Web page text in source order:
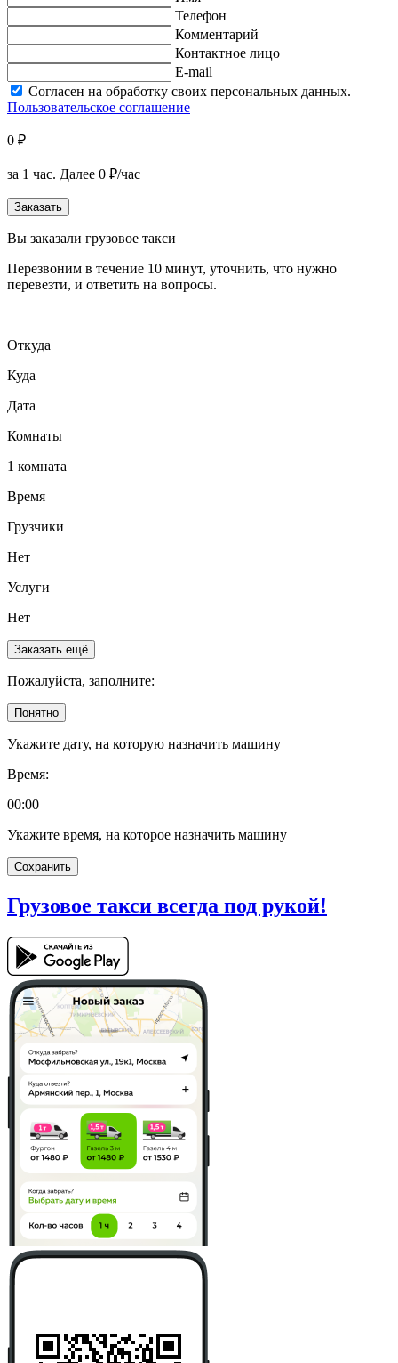
Телефон
Комментарий
Контактное лицо
E-mail
Согласен на обработку своих персональных данных.
Пользовательское соглашение
0 ₽
за 1 час. Далее 0 ₽/час
Заказать
Вы заказали грузовое такси
Перезвоним в течение 10 минут, уточнить, что нужно
перевезти, и ответить на вопросы.
Откуда
Куда
Дата
Комнаты
1 комната
Время
Грузчики
Нет
Услуги
Нет
Заказать ещё
Пожалуйста, заполните:
Понятно
Укажите дату, на которую назначить машину
Время:
00:00
Укажите время, на которое назначить машину
Сохранить
Грузовое такси всегда под рукой!